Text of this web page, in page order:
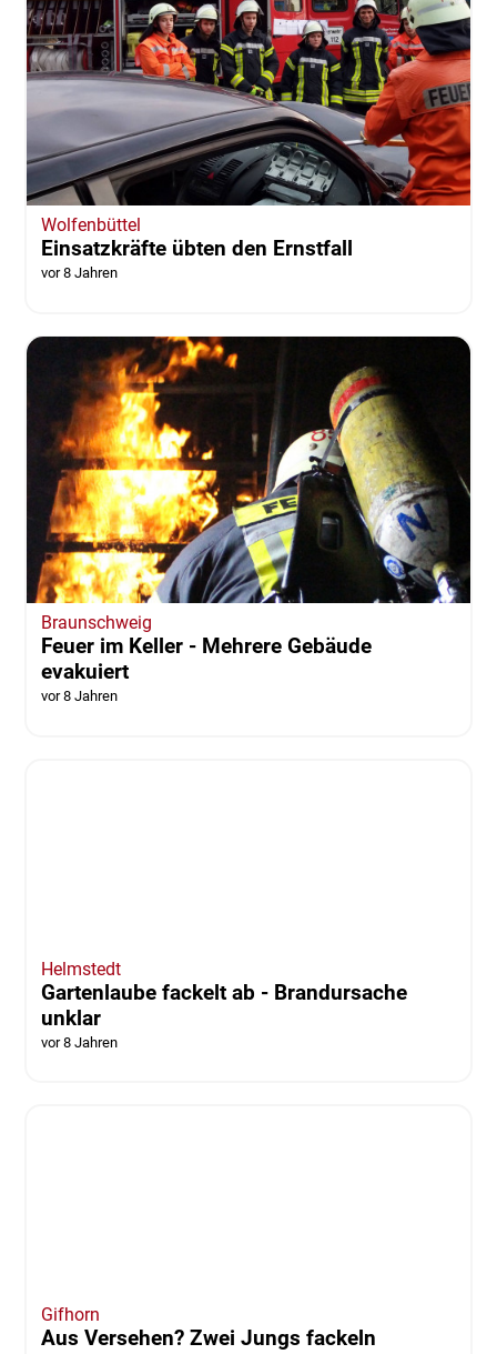
Wolfenbüttel
Einsatzkräfte übten den Ernstfall
vor 8 Jahren
Braunschweig
Feuer im Keller - Mehrere Gebäude
evakuiert
vor 8 Jahren
Helmstedt